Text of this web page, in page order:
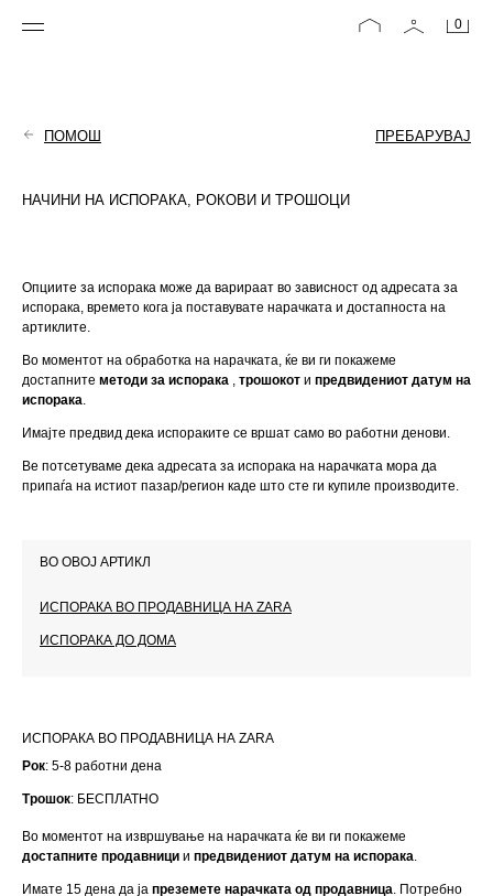
0
ПОМОШ ПРЕБАРУВАЈ
НАЧИНИ НА ИСПОРАКА, РОКОВИ И ТРОШОЦИ
Опциите за испорака може да варираат во зависност од адресата за
испорака, времето кога ја поставувате нарачката и достапноста на
артиклите.
Во моментот на обработка на нарачката, ќе ви ги покажеме
достапните методи за испорака , трошокот и предвидениот датум на
испорака.
Имајте предвид дека испораките се вршат само во работни денови.
Ве потсетуваме дека адресата за испорака на нарачката мора да
припаѓа на истиот пазар/регион каде што сте ги купиле производите.
ВО ОВОЈ АРТИКЛ
ИСПОРАКА ВО ПРОДАВНИЦА НА ZARA
ИСПОРАКА ДО ДОМА
ИСПОРАКА ВО ПРОДАВНИЦА НА ZARA
Рок: 5-8 работни дена
Трошок: БЕСПЛАТНО
достапните продавници и предвидениот датум на испорака.
Имате 15 дена да ја преземете нарачката од продавница. Потребно